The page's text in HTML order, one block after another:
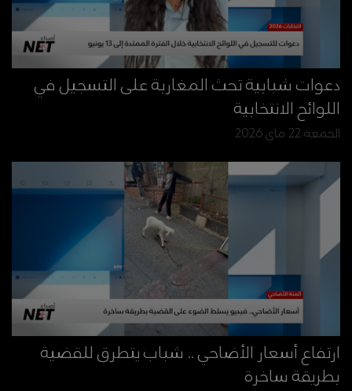
دعوات شبابية تحث المغاربة على التسجيل في
اللوائح الانتخابية
الجمعة 22 ماي 2026
ارتفاع أسعار الأضاحي .. شباب يتطرق للقضية
بطريقة ساخرة